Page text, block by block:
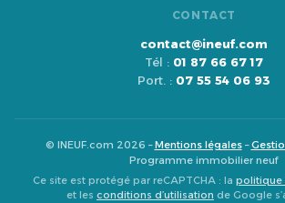
CONTACT
contact@ineuf.com
Tél : 01 87 66 67 17
Port. : 07 55 54 06 93
© INEUF.com 2026 –Mentions légales–
Programme immobilier neuf
Ce site est protégé par reCAPTCHA : la politique
et les conditions d’utilisation de Google